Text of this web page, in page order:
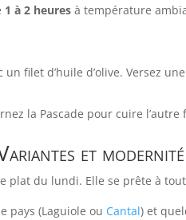
1 à 2 heures à température
un filet d’huile d’olive. Versez
la Pascade pour cuire
et
plat du lundi. Elle se prête à
pays (Laguiole ou Cantal) et